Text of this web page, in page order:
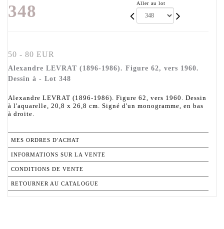
348 Aller au lot
50 - 80 EUR
Alexandre LEVRAT (1896-1986). Figure 62, vers 1960.
Dessin à - Lot 348
Alexandre LEVRAT (1896-1986). Figure 62, vers 1960. Dessin
à l'aquarelle, 20,8 x 26,8 cm. Signé d'un monogramme, en bas
à droite.
MES ORDRES D'ACHAT
INFORMATIONS SUR LA VENTE
CONDITIONS DE VENTE
RETOURNER AU CATALOGUE